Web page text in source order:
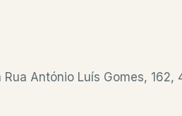
António Luís Gomes, 162,